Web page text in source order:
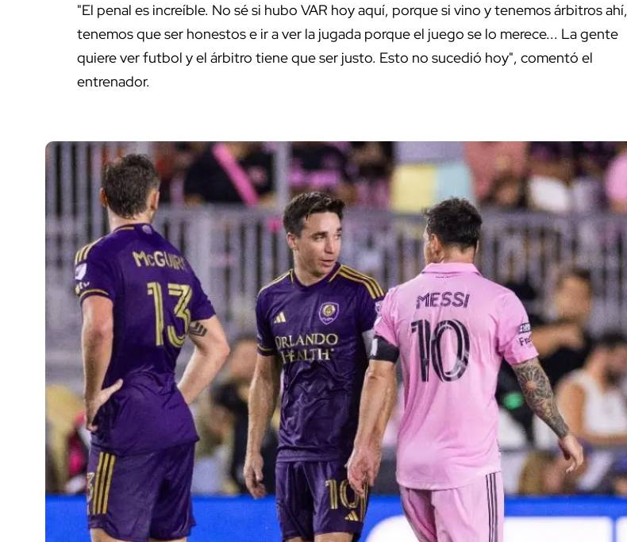
"El penal es increíble. No sé si hubo VAR hoy aquí, porque si vino y tenemos árbitros ahí,
tenemos que ser honestos e ir a ver la jugada porque el juego se lo merece... La gente
quiere ver futbol y el árbitro tiene que ser justo. Esto no sucedió hoy", comentó el
entrenador.